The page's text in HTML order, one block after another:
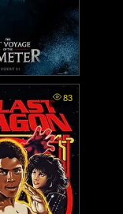
of the
ย์ไทย - การเดิน
ของเดอมิเทอร์
83